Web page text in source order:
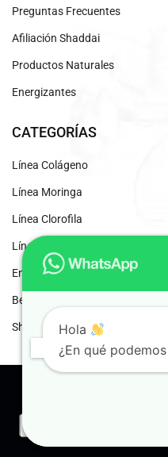
Preguntas Frecuentes
Afiliación Shaddai
Productos Naturales
Energizantes
CATEGORÍAS
Línea Colágeno
Línea Moringa
Línea Clorofila
Línea Desintoxicantes
Energizante Natural
Beneficios del Café Liofilizado
Shaddai Inscripción
© 2024 Shaddai.
Hola
¿En qué